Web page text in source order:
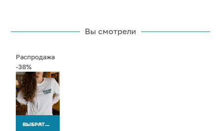
Вы смотрели
Распродажа
-38%
ВЫБРАТЬ ВАРИАНТЫ